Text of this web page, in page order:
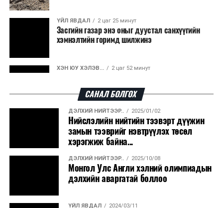
ҮЙЛ ЯВДАЛ 2 цаг 25 минут
Засгийн газар энэ оныг дуустал санхүүгийн
хэмнэлтийн горимд шилжинэ
ХЭН ЮУ ХЭЛЭВ... 2 цаг 52 минут
2027 оны хоёрдугаар сарын ...
ҮЙЛ ЯВДАЛ
Нөөцийн махны хяналтын тогтолцоог
шинэчилнэ
ХЭН ЮУ ХЭЛЭВ... 3 цаг 9 минут
Монгол Улс COP17 бага хуралд 6.5 тэрбум
ам.долларын санхүүжилт татах...
САНАЛ БОЛГОХ
ДЭЛХИЙ НИЙТЭЭР.. 2025/01/02
Нийслэлийн нийтийн тээвэрт дүүжин
замын тээврийг нэвтрүүлэх төсөл
хэрэгжиж байна...
ДЭЛХИЙ НИЙТЭЭР.. 2025/10/08
Монгол Улс Англи хэлний олимпиадын
дэлхийн аваргатай боллоо
ҮЙЛ ЯВДАЛ 2024/03/11